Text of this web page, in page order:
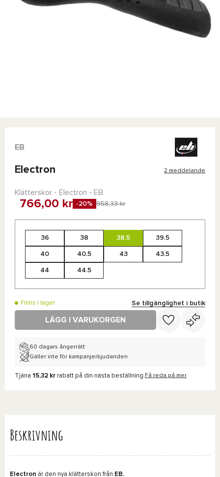
EB
Electron 2 meddelande
Klätterskor - Electron - EB
766,00 kr -20% 958,33 kr
36 38 38.5 39.5
40 40.5 43 43.5
44 44.5
Finns i lager Se tillgänglighet i butik
LÄGG I VARUKORGEN
60 dagars ångerrätt
Gäller inte för kampanjerbjudanden
Tjäna 15,32 kr rabatt på din nästa beställning. Få reda på mer
Beskrivning
Electron är den nya klätterskon från EB.